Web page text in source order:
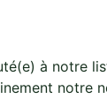
à notre
notre